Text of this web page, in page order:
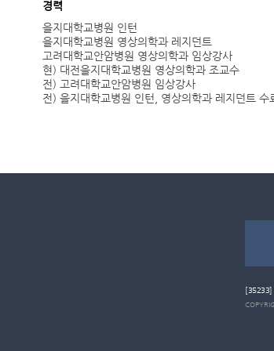
경력
을지대학교병원 인턴
을지대학교병원 영상의학과 레지던트
고려대학교안암병원 영상의학과 임상강사
현) 대전을지대학교병원 영상의학과 조교수
전) 고려대학교안암병원 임상강사
전) 을지대학교병원 인턴, 영상의학과 레지던트 수
[35233]